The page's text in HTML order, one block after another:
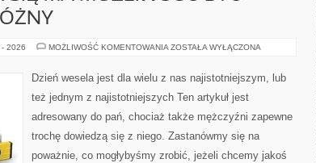
2026 MOŻLIWOŚĆ KOMENTOWANIA STYL
MOŻLIWOŚĆ
NADZWYCZAJ
ZOSTAŁA WYŁĄCZONA
Dzień wesela jest dla wielu z nas najistotniejszym, lub
też jednym z najistotniejszych Ten artykuł jest
adresowany do pań, chociaż także mężczyźni zapewne
trochę dowiedzą się z niego. Zastanówmy się na
poważnie, co mogłybyśmy zrobić, jeżeli chcemy jakoś